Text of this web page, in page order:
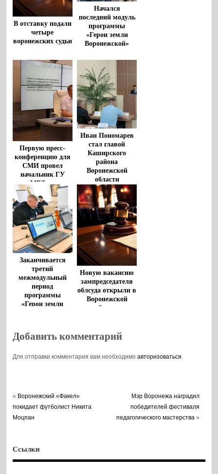
В отставку подали
четыре
воронежских судьи
Начался
последний модуль
программы
«Герои земли
Воронежской»
Первую пресс-
конференцию для
СМИ провел
начальник ГУ
МВД по
Воронежской
области Максим
Петрушин
Иван Пономарев
стал главой
Каширского
района
Воронежской
области
Заканчивается
третий
межмодульный
период
программы
«Герои земли
Новую вакансию
зампредседателя
облсуда открыли в
Воронежской
области
Добавить комментарий
Для отправки комментария вам необходимоавторизоваться
« Воронежский «Факел»
покидает футболист Никита
Моцпан
Мэр Воронежа наградил
победителей фестиваля
педагогического мастерства »
Ссылки